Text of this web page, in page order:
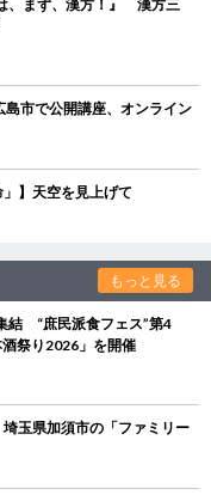
、まず、漢方！』 漢方三
市で公開講座、オンライン
】天空を見上げて
もっと見る
結 “庶民派食フェス”第4
祭り2026」を開催
玉県加須市の「ファミリー